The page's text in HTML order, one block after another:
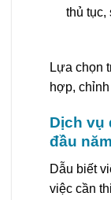
thủ tục,
Lựa chọn
hợp, chỉnh
Dịch vụ
đầu
Dẫu biết
việc cần